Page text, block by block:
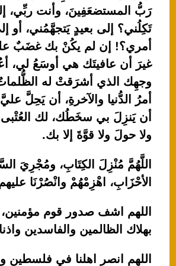
رَبُّ المستضعَفِينَ، وأنت ربِّي،
تَكِلُني؟ إلى بعيدٍ يَتجهَّمُني، أو
أمري؟! إن لم يكُنْ بك غضَبٌ
غيرَ أن عافيتَك هي أوسَعُ لي،
وجهِك الذي أشرَقتْ له
أمرُ الدُّنيا والآخرةِ، أن يَحِلَّ
أن يَنزِلَ بي سخَطُك، لك
ولا حولَ ولا قوَّةَ إلا بك.
اللَّهُمَّ مُنْزِلَ الكِتَابِ، ومُجْرِيَ
الأحْزَابِ، اهْزِمْهُمْ وانْصُرْنَا
اللهم اشف صدور قوم مؤمنين،
بهلاك الظالمين والفاسدين
اللهم انصر اهلنا في فلسطين